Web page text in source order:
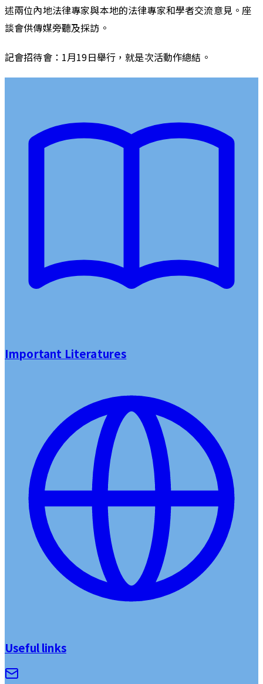
述兩位內地法律專家與本地的法律專家和學者交流意見。座
談會供傳媒旁聽及採訪。
記會招待會：1月19日舉行，就是次活動作總結。
Important Literatures
Useful links